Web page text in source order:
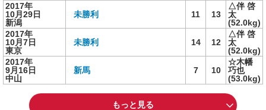
2017年
10月29日
新潟
未勝利 11 13
△伴 啓
太
(52.0kg)
2017年
10月7日
東京
未勝利 14 12
△伴 啓
太
(52.0kg)
2017年
9月16日
中山
新馬 7 10
☆木幡
巧也
(53.0kg)
もっと見る